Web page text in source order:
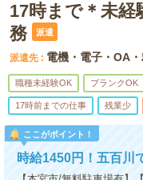
17時まで＊未
務
派遣
派遣先 電機・電子・OA
職種未経験OK ブランクOK
17時前までの仕事 残業少
ここがポイント！
時給1450円！五百川